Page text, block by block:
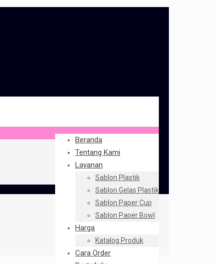
Beranda
Tentang Kami
Layanan
Sablon Plastik
Sablon Gelas Plastik
Sablon Paper Cup
Sablon Paper Bowl
Harga
Katalog Produk
Cara Order